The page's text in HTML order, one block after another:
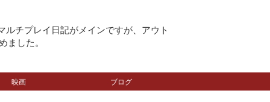
ルチプレイ日記がメインですが、アウト
ました。
映画 ブログ